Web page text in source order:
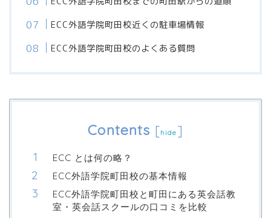
ECC外語学院町田校近くの駐車場情報
ECC外語学院町田校のよくある質問
Contents [hide ]
ECC とは何の略？
ECC外語学院町田校の基本情報
ECC外語学院町田校と町田にある英会話教
室・英会話スクールの口コミを比較